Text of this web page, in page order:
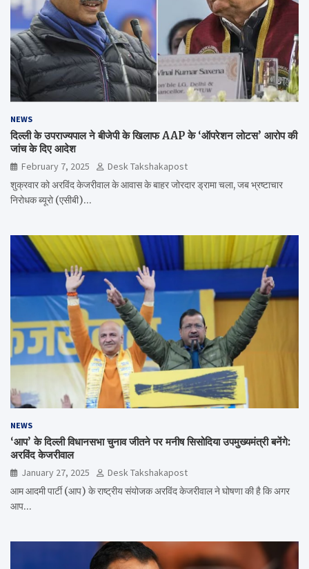
NEWS
दिल्ली के उपराज्यपाल ने बीजेपी के खिलाफ AAP के ‘ऑपरेशन लोटस’ आरोप की
जांच के दिए आदेश
February 7, 2025
Desk Takshakapost
शुक्रवार को अरविंद केजरीवाल के आवास के बाहर जोरदार ड्रामा चला, जब भ्रष्टाचार
निरोधक ब्यूरो (एसीबी)…
NEWS
‘आप’ के दिल्ली विधानसभा चुनाव जीतने पर मनीष सिसोदिया उपमुख्यमंत्री बनेंगे:
अरविंद केजरीवाल
January 27, 2025
Desk Takshakapost
आम आदमी पार्टी (आप) के राष्ट्रीय संयोजक अरविंद केजरीवाल ने घोषणा की है कि अगर
आप…